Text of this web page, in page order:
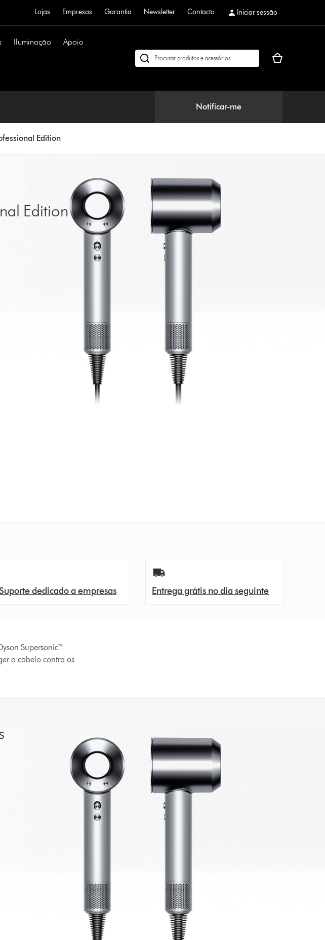
Lojas Empresas Garantia Newsletter Contacto Iniciar sessão
Iluminação Apoio
Pesquisar
O
de
Notificar-me
Edition
Edition
Suporte dedicado a empresas Entrega grátis no dia seguinte
Supersonic™
o cabelo contra os